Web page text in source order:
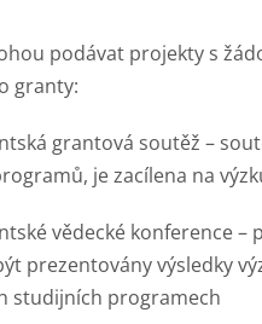
podávat projekty s
granty:
grantová soutěž –
je zacílena na
vědecké konference –
prezentovány výsledky
studijních programech